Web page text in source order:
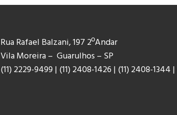
Rua Rafael Balzani, 197 2ºAndar
Vila Moreira – Guarulhos – SP
(11) 2229-9499| (11) 2408-1426 | (11) 2408-1344 |